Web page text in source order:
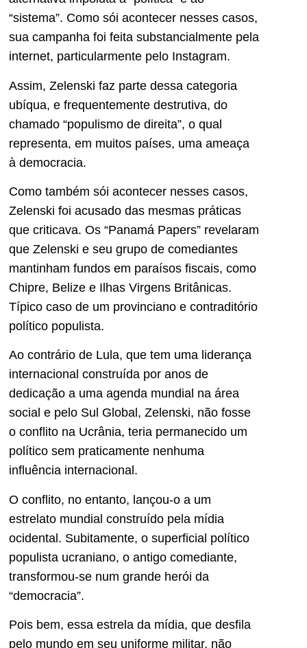
“sistema”. Como sói acontecer nesses casos,
sua campanha foi feita substancialmente pela
internet, particularmente pelo Instagram.
Assim, Zelenski faz parte dessa categoria
ubíqua, e frequentemente destrutiva, do
chamado “populismo de direita”, o qual
representa, em muitos países, uma ameaça
à democracia.
Como também sói acontecer nesses casos,
Zelenski foi acusado das mesmas práticas
que criticava. Os “Panamá Papers” revelaram
que Zelenski e seu grupo de comediantes
mantinham fundos em paraísos fiscais, como
Chipre, Belize e Ilhas Virgens Britânicas.
Típico caso de um provinciano e contraditório
político populista.
Ao contrário de Lula, que tem uma liderança
internacional construída por anos de
dedicação a uma agenda mundial na área
social e pelo Sul Global, Zelenski, não fosse
o conflito na Ucrânia, teria permanecido um
político sem praticamente nenhuma
influência internacional.
O conflito, no entanto, lançou-o a um
estrelato mundial construído pela mídia
ocidental. Subitamente, o superficial político
populista ucraniano, o antigo comediante,
transformou-se num grande herói da
“democracia”.
Pois bem, essa estrela da mídia, que desfila
pelo mundo em seu uniforme militar, não